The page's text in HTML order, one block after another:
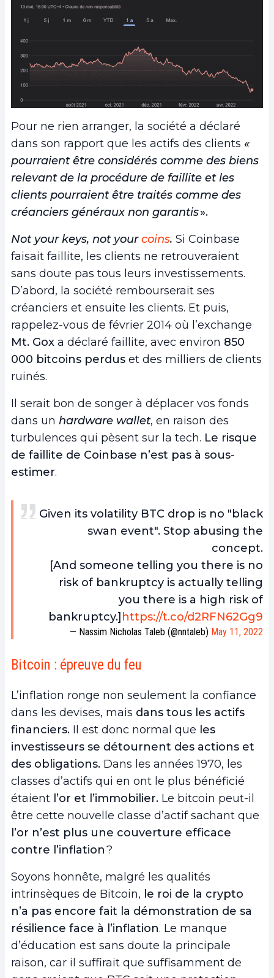
Pour ne rien arranger, la société a déclaré
dans son rapport que les actifs des clients «
pourraient être considérés comme des biens
relevant de la procédure de faillite et les
clients pourraient être traités comme des
créanciers généraux non garantis».
Not your keys, not yourcoins. Si Coinbase
faisait faillite, les clients ne retrouveraient
sans doute pas tous leurs investissements.
D’abord, la société rembourserait ses
créanciers et ensuite les clients. Et puis,
rappelez-vous de février 2014 où l’exchange
Mt. Gox a déclaré faillite, avec environ 850
000 bitcoins perdus et des milliers de clients
ruinés.
Il serait bon de songer à déplacer vos fonds
dans un hardware wallet, en raison des
turbulences qui pèsent sur la tech. Le risque
de faillite de Coinbase n’est pas à sous-
estimer.
Given its volatility BTC drop is no "black
swan event". Stop abusing the
concept.
[And someone telling you there is no
risk of bankruptcy is actually telling
you there is a high risk of
bankruptcy.]https://t.co/d2RFN62Gg9
— Nassim Nicholas Taleb (@nntaleb) May 11, 2022
Bitcoin : épreuve du feu
L’inflation ronge non seulement la confiance
dans les devises, mais dans tous les actifs
financiers. Il est donc normal que les
investisseurs se détournent des actions et
des obligations. Dans les années 1970, les
classes d’actifs qui en ont le plus bénéficié
étaient l’or et l’immobilier. Le bitcoin peut-il
être cette nouvelle classe d’actif sachant que
l’or n’est plus une couverture efficace
contre l’inflation?
Soyons honnête, malgré les qualités
intrinsèques de Bitcoin, le roi de la crypto
n’a pas encore fait la démonstration de sa
résilience face à l’inflation. Le manque
d’éducation est sans doute la principale
raison, car il suffirait que suffisamment de